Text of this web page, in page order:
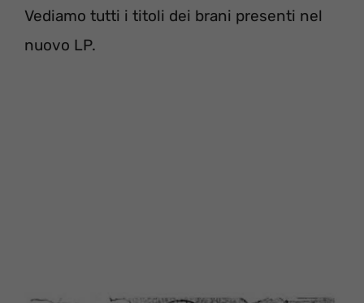
Vediamo tutti i titoli dei brani presenti nel
nuovo LP.